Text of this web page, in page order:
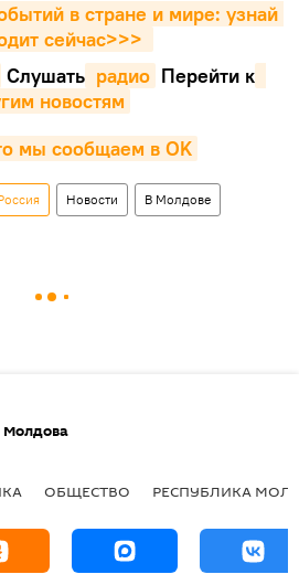
в стране и мире: узнай
сейчаc>>>
Cлушать радио Перейти к
новостям
мы сообщаем в OK
Новости В Молдове
Молдова
ОБЩЕСТВО РЕСПУБЛИКА